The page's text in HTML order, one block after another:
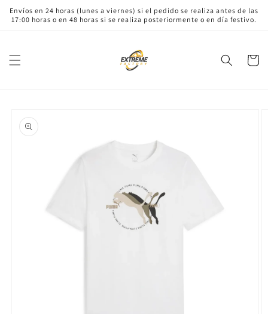
directamente
al contenido
Envíos en 24 horas (lunes a viernes) si el pedido se realiza antes de las
17:00 horas o en 48 horas si se realiza posteriormente o en día festivo.
Carrito
a la
información